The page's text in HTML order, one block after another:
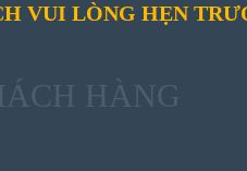
VUI LÒNG HẸN
HÀNG